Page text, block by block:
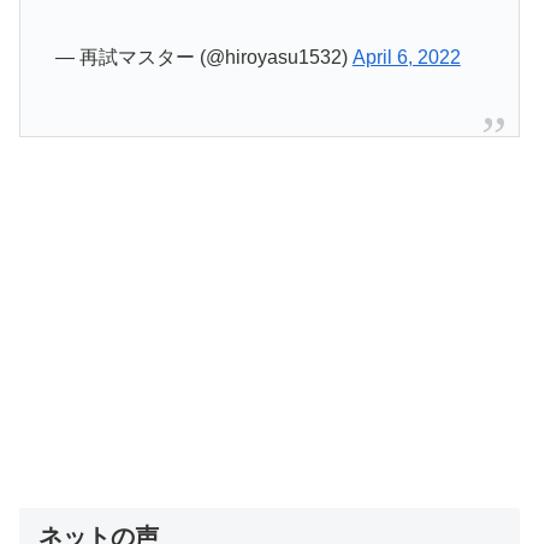
— 再試マスター (@hiroyasu1532) April 6, 2022
ネットの声